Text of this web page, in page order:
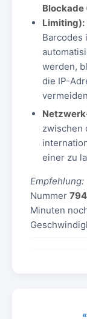
Blockade
Limiting):
Barcodes
werden,
die IP-
zwischen
einer zu
Empfehlung:
Nummer
Minuten